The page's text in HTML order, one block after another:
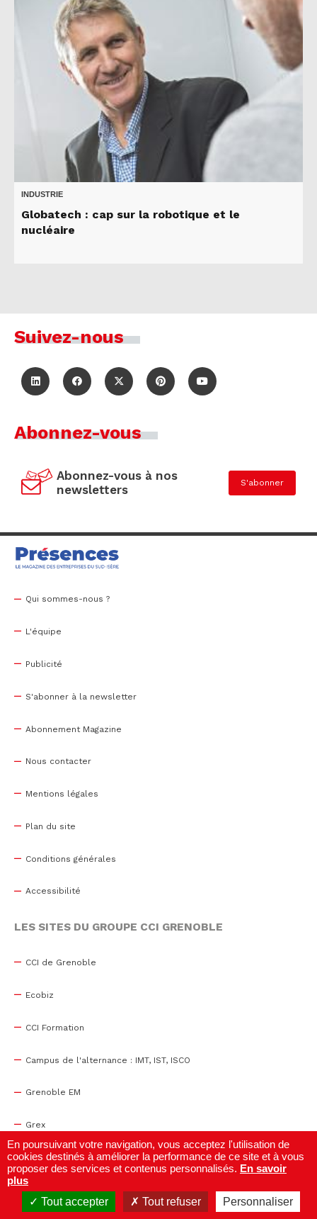
INDUSTRIE
Globatech : cap sur la robotique et le
nucléaire
Suivez-nous
Abonnez-vous
Abonnez-vous à nos
newsletters
S'abonner
Qui sommes-nous ?
L'équipe
Publicité
S'abonner à la newsletter
Abonnement Magazine
Nous contacter
Mentions légales
Plan du site
Conditions générales
Accessibilité
LES SITES DU GROUPE CCI GRENOBLE
CCI de Grenoble
Ecobiz
CCI Formation
Campus de l'alternance : IMT, IST, ISCO
Grenoble EM
Grex
WTC Grenoble
Centre de congrès
En poursuivant votre navigation, vous acceptez l'utilisation de
cookies destinés à améliorer la performance de ce site et à vous
proposer des services et contenus personnalisés. En savoir
plus
Tout accepter
Tout refuser Personnaliser